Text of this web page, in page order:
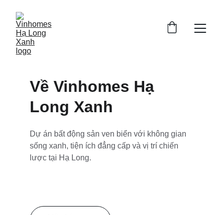
Về Vinhomes Hạ
Long Xanh
Dự án bất động sản ven biển với không gian
sống xanh, tiện ích đẳng cấp và vị trí chiến
lược tại Hạ Long.